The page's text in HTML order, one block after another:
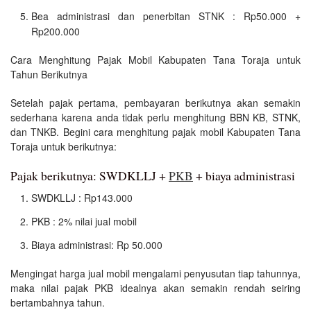
Bea administrasi dan penerbitan STNK : Rp50.000 +
Rp200.000
Cara Menghitung Pajak Mobil Kabupaten Tana Toraja untuk
Tahun Berikutnya
Setelah pajak pertama, pembayaran berikutnya akan semakin
sederhana karena anda tidak perlu menghitung BBN KB, STNK,
dan TNKB. Begini cara menghitung pajak mobil Kabupaten Tana
Toraja untuk berikutnya:
Pajak berikutnya: SWDKLLJ +PKB + biaya administrasi
SWDKLLJ : Rp143.000
PKB : 2% nilai jual mobil
Biaya administrasi: Rp 50.000
Mengingat harga jual mobil mengalami penyusutan tiap tahunnya,
maka nilai pajak PKB idealnya akan semakin rendah seiring
bertambahnya tahun.